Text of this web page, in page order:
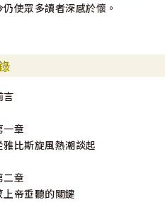
仍使眾多讀者深感於懷。
言
一章
雅比斯旋風熱潮談起
二章
上帝垂聽的關鍵